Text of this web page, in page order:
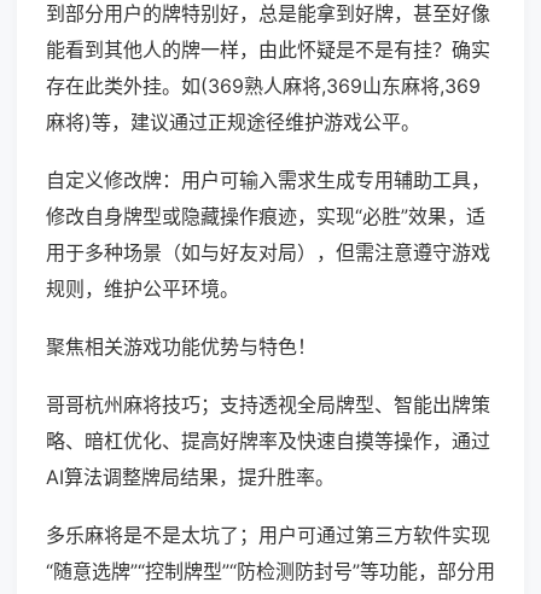
到部分用户的牌特别好，总是能拿到好牌，甚至好像
能看到其他人的牌一样，由此怀疑是不是有挂？确实
存在此类外挂。如(369熟人麻将,369山东麻将,369
麻将)等，建议通过正规途径维护游戏公平。
自定义修改牌：用户可输入需求生成专用辅助工具，
修改自身牌型或隐藏操作痕迹，实现“必胜”效果，适
用于多种场景（如与好友对局），但需注意遵守游戏
规则，维护公平环境。
聚焦相关游戏功能优势与特色！
哥哥杭州麻将技巧；支持透视全局牌型、智能出牌策
略、暗杠优化、提高好牌率及快速自摸等操作，通过
AI算法调整牌局结果，提升胜率。
多乐麻将是不是太坑了；用户可通过第三方软件实现
“随意选牌”“控制牌型”“防检测防封号”等功能，部分用